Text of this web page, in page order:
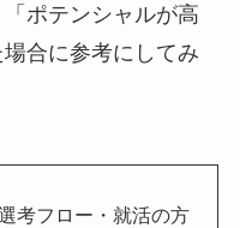
ポテンシャルが高
合に参考にしてみ
考フロー・就活の方